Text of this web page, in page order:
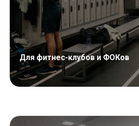
Для фитнес-клубов и ФОКов